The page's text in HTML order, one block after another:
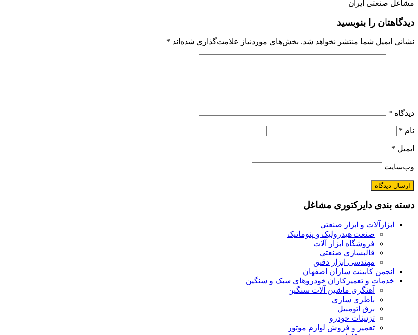
مشاغل صنعتی ایران
دیدگاهتان را بنویسید
نشانی ایمیل شما منتشر نخواهد شد. بخش‌های موردنیاز علامت‌گذاری شده‌اند *
دیدگاه *
نام *
ایمیل *
وب‌سایت
دسته بندی دایرکتوری مشاغل
ابزارآلات و ابزار صنعتی
صنعت هیدرولیک و پنوماتیک
فروشگاه ابزار آلات
قالبسازی صنعتی
مهندسی ابزار دقیق
انجمن کابینت سازان اصفهان
خدمات و تعمیرکاران خودروهای سبک و سنگین
آهنگری ماشین آلات سنگین
باطری سازی
برق اتومبیل
تزئینات خودرو
تعمیر و فروش لوازم موتور